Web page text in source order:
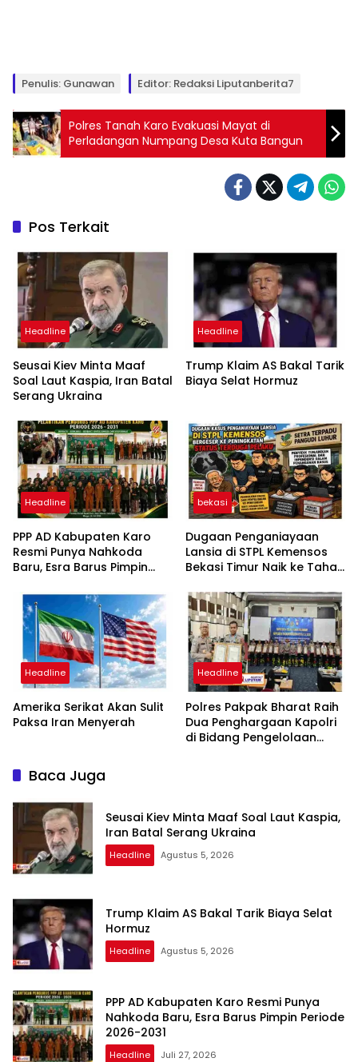
Penulis: Gunawan Editor: Redaksi Liputanberita7
Polres Tanah Karo Evakuasi Mayat di
Perladangan Numpang Desa Kuta Bangun
Pos Terkait
Headline
Seusai Kiev Minta Maaf
Soal Laut Kaspia, Iran Batal
Serang Ukraina
Headline
Trump Klaim AS Bakal Tarik
Biaya Selat Hormuz
Headline
PPP AD Kabupaten Karo
Resmi Punya Nahkoda
Baru, Esra Barus Pimpin
bekasi
Dugaan Penganiayaan
Lansia di STPL Kemensos
Bekasi Timur Naik ke Tahap
Minta Proses Transparan
dan Bebas Intervensi
Headline
Amerika Serikat Akan Sulit
Paksa Iran Menyerah
Headline
Polres Pakpak Bharat Raih
Dua Penghargaan Kapolri
di Bidang Pengelolaan
Baca Juga
Seusai Kiev Minta Maaf Soal Laut Kaspia,
Iran Batal Serang Ukraina
Headline Agustus 5, 2026
Trump Klaim AS Bakal Tarik Biaya Selat
Hormuz
Headline Agustus 5, 2026
PPP AD Kabupaten Karo Resmi Punya
Nahkoda Baru, Esra Barus Pimpin Periode
2026-2031
Headline Juli 27, 2026